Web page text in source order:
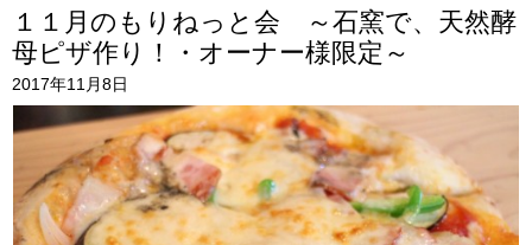
リクルート
会社概要
スタッフ紹介
１１月のもりねっと会 ～石窯で、天然酵
母ピザ作り！・オーナー様限定～
2017年11月8日